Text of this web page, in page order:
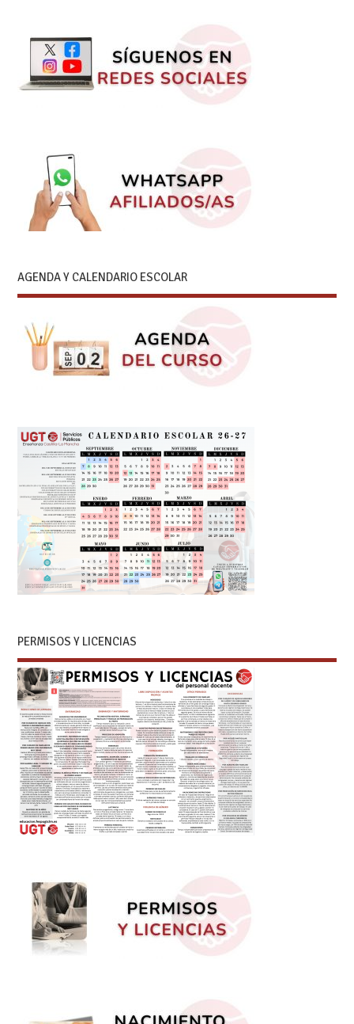
AGENDA Y CALENDARIO ESCOLAR
PERMISOS Y LICENCIAS